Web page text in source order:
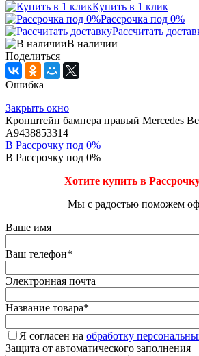
Купить в 1 клик
Рассрочка под 0%
Рассчитать
В наличии
Поделиться
Ошибка
Закрыть окно
Кронштейн бампера правый Mercedes
A9438853314
В Рассрочку под 0%
В Рассрочку под 0%
Хотите купить в
Мы с радостью поможем
Ваше имя
Ваш телефон*
Электронная почта
Название товара*
Я согласен на обработку
Защита от автоматического заполнения